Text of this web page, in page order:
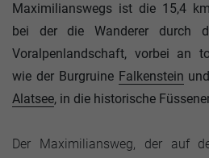
Maximilianswegs ist die 15,4
bei der die Wanderer durch
Voralpenlandschaft, vorbei an
wie der Burgruine Falkenstein
Alatsee, in die historische
Der Maximiliansweg, der auf